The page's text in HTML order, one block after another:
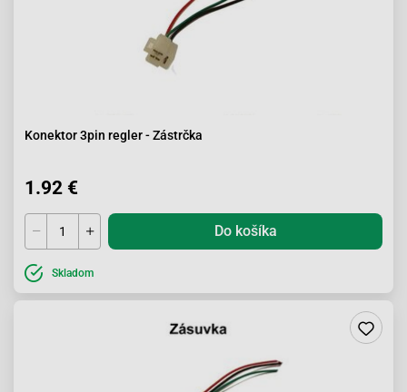
Konektor 3pin regler - Zástrčka
1.92 €
Do košíka
Skladom